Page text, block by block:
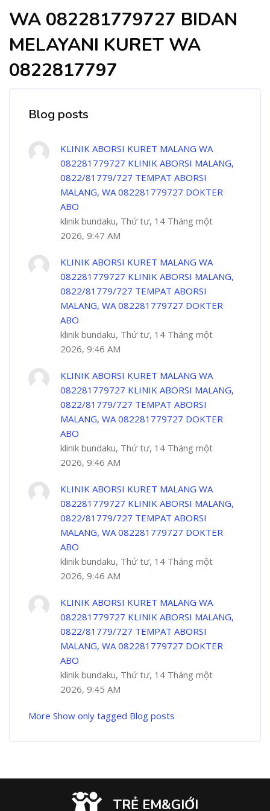
WA 082281779727 BIDAN
MELAYANI KURET WA
0822817797
Blog posts
KLINIK ABORSI KURET MALANG WA
082281779727 KLINIK ABORSI MALANG,
0822/81779/727 TEMPAT ABORSI
MALANG, WA 082281779727 DOKTER
ABO
klinik bundaku, Thứ tư, 14 Tháng một
2026, 9:47 AM
KLINIK ABORSI KURET MALANG WA
082281779727 KLINIK ABORSI MALANG,
0822/81779/727 TEMPAT ABORSI
MALANG, WA 082281779727 DOKTER
ABO
klinik bundaku, Thứ tư, 14 Tháng một
2026, 9:46 AM
KLINIK ABORSI KURET MALANG WA
082281779727 KLINIK ABORSI MALANG,
0822/81779/727 TEMPAT ABORSI
MALANG, WA 082281779727 DOKTER
ABO
klinik bundaku, Thứ tư, 14 Tháng một
2026, 9:46 AM
KLINIK ABORSI KURET MALANG WA
082281779727 KLINIK ABORSI MALANG,
0822/81779/727 TEMPAT ABORSI
MALANG, WA 082281779727 DOKTER
ABO
klinik bundaku, Thứ tư, 14 Tháng một
2026, 9:46 AM
KLINIK ABORSI KURET MALANG WA
082281779727 KLINIK ABORSI MALANG,
0822/81779/727 TEMPAT ABORSI
MALANG, WA 082281779727 DOKTER
ABO
klinik bundaku, Thứ tư, 14 Tháng một
2026, 9:45 AM
More Show only tagged Blog posts
TRẺ EM&GIỚI